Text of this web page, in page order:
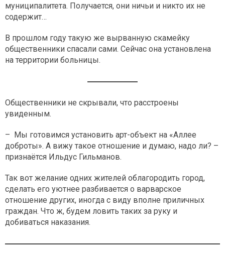
муниципалитета. Получается, они ничьи и никто их не
содержит…
В прошлом году такую же вырванную скамейку
общественники спасали сами. Сейчас она установлена
на территории больницы.
Общественники не скрывали, что расстроены
увиденным.
– Мы готовимся установить арт-объект на «Аллее
доброты». А вижу такое отношение и думаю, надо ли? –
признаётся Ильдус Гильманов.
Так вот желание одних жителей облагородить город,
сделать его уютнее разбивается о варварское
отношение других, иногда с виду вполне приличных
граждан. Что ж, будем ловить таких за руку и
добиваться наказания.